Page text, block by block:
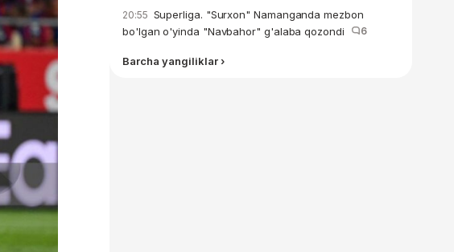
20:55 Superliga. "Surxon" Namanganda mezbon
bo'lgan o'yinda "Navbahor" g'alaba qozondi
6
Barcha yangiliklar ›